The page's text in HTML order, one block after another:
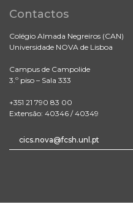
Contactos
Colégio Almada Negreiros (CAN)
Universidade NOVA de Lisboa
Campus de Campolide
3.º piso – Sala 333
+351 21 790 83 00
Extensão: 40346 / 40349
cics.nova@fcsh.unl.pt